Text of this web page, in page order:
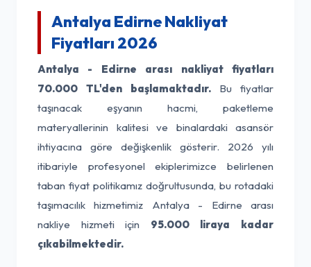
Antalya Edirne Nakliyat
Fiyatları 2026
Antalya - Edirne arası nakliyat fiyatları
70.000 TL'den başlamaktadır. Bu fiyatlar
taşınacak eşyanın hacmi, paketleme
materyallerinin kalitesi ve binalardaki asansör
ihtiyacına göre değişkenlik gösterir. 2026 yılı
itibariyle profesyonel ekiplerimizce belirlenen
taban fiyat politikamız doğrultusunda, bu rotadaki
taşımacılık hizmetimiz Antalya - Edirne arası
nakliye hizmeti için 95.000 liraya kadar
çıkabilmektedir.